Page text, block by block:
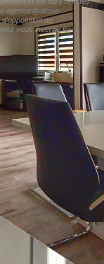
agence@alesia-
au
vous inscrire ici :